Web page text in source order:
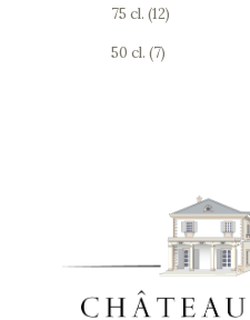
75 cl. (12)
50 cl. (7)